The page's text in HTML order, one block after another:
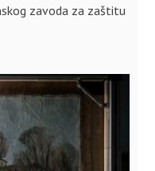
zavoda za zaštitu